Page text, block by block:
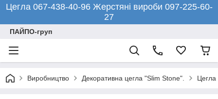
Цегла 067-438-40-96 Жерстяні вироби 097-225-60-
27
ПАЙПО-груп
Виробництво Декоративна цегла "Slim Stone". Цегла